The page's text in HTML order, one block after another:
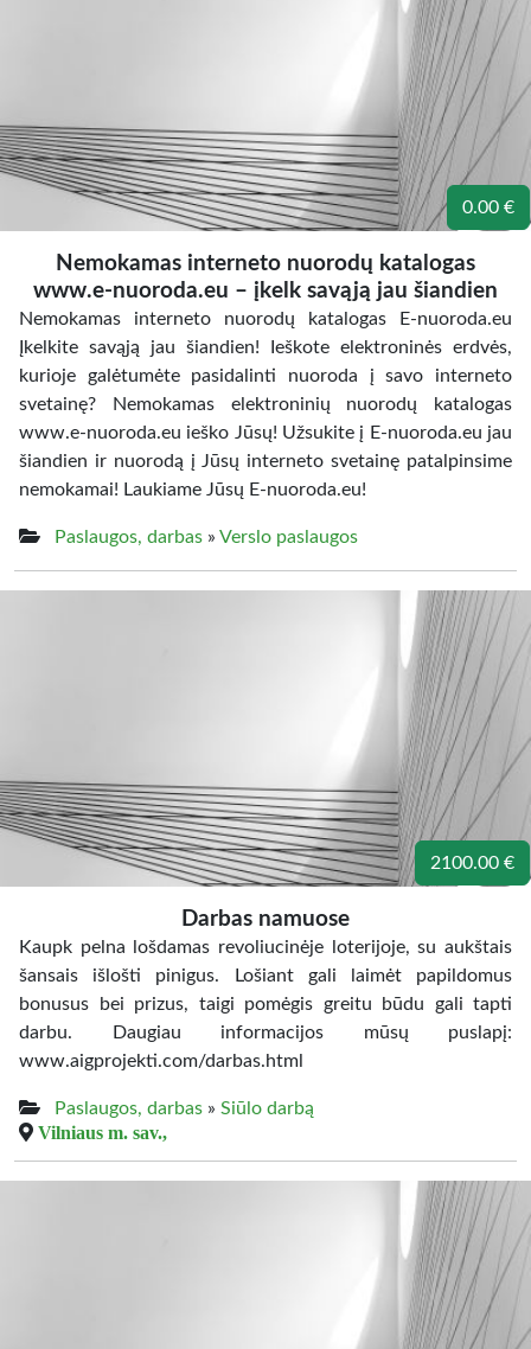
0.00 €
Nemokamas interneto nuorodų katalogas
www.e-nuoroda.eu – įkelk savąją jau šiandien
Nemokamas interneto nuorodų katalogas E-nuoroda.eu
Įkelkite savąją jau šiandien! Ieškote elektroninės erdvės,
kurioje galėtumėte pasidalinti nuoroda į savo interneto
svetainę? Nemokamas elektroninių nuorodų katalogas
www.e-nuoroda.eu ieško Jūsų! Užsukite į E-nuoroda.eu jau
šiandien ir nuorodą į Jūsų interneto svetainę patalpinsime
nemokamai! Laukiame Jūsų E-nuoroda.eu!
Paslaugos, darbas » Verslo paslaugos
2100.00 €
Darbas namuose
Kaupk pelna lošdamas revoliucinėje loterijoje, su aukštais
šansais išlošti pinigus. Lošiant gali laimėt papildomus
bonusus bei prizus, taigi pomėgis greitu būdu gali tapti
darbu. Daugiau informacijos mūsų puslapį:
www.aigprojekti.com/darbas.html
Paslaugos, darbas » Siūlo darbą
Vilniaus m. sav.,